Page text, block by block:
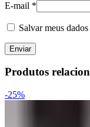
E-mail *
Salvar meus
Produtos
-25%